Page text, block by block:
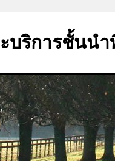
บริการชั้นน